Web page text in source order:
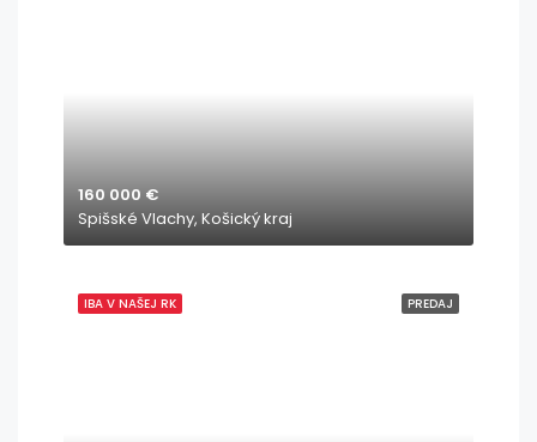
160 000 €
Spišské Vlachy, Košický kraj
PREDAJ
IBA V NAŠEJ RK